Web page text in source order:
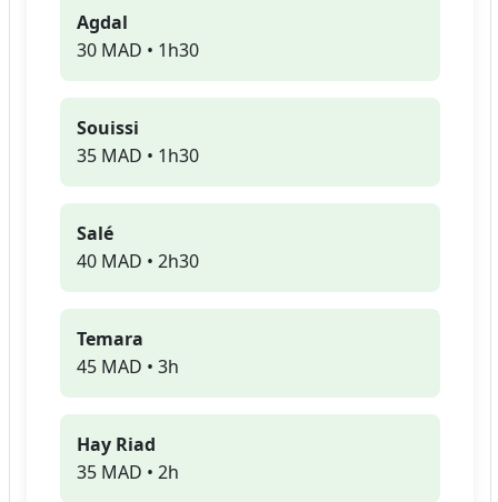
Agdal
30 MAD • 1h30
Souissi
35 MAD • 1h30
Salé
40 MAD • 2h30
Temara
45 MAD • 3h
Hay Riad
35 MAD • 2h